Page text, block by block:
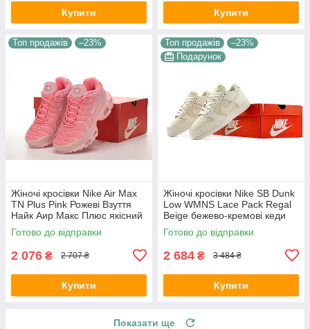
Купити Купити
Топ продажів –23%
Жіночі кросівки Nike Air Max
TN Plus Pink Рожеві Взуття
Найк Аир Макс Плюс якісний
текстиль весна літо
Готово до відправки
2 076 ₴ 2 707 ₴
Купити
Топ продажів
–23%
Подарунок
Жіночі кросівки Nike SB Dunk
Low WMNS Lace Pack Regal
Beige бежево-кремові кеди
Найк СБ Данк Лоу шкіра
текстиль демісезон
Готово до відправки
2 684 ₴ 3 484 ₴
Купити
Показати ще